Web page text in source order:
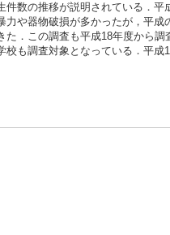
件数の推移が説明されている．平
力や器物破損が多かったが，平成
た．この調査も平成18年度から調
校も調査対象となっている．平成